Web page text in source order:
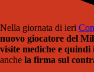
Nella giornata di ieri
nuovo giocatore del
visite mediche e
anche la firma sul